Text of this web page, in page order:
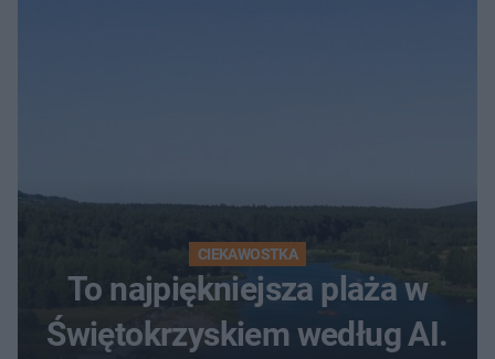
CIEKAWOSTKA
To najpiękniejsza plaża w
Świętokrzyskiem według AI.